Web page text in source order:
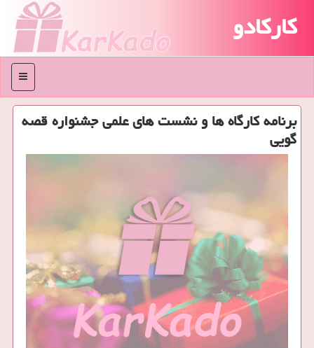
کارکادو
منو
برنامه كارگاه ها و نشست های علمی جشنواره قصه
گویی